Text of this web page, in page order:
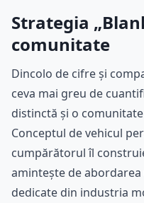
Strategia
comunitate
Dincolo de cifre și
ceva mai greu de
distinctă și o
Conceptul de vehicul
cumpărătorul îl
amintește de
dedicate din industria